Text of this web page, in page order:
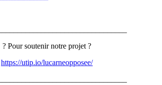
? Pour soutenir notre projet ?
https://utip.io/lucarneopposee/